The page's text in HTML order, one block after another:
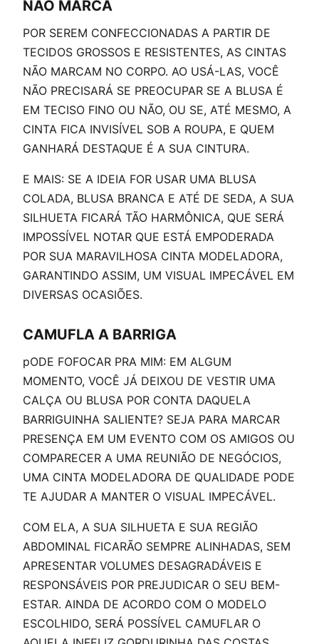
NÃO MARCA
POR SEREM CONFECCIONADAS A PARTIR DE
TECIDOS GROSSOS E RESISTENTES, AS CINTAS
NÃO MARCAM NO CORPO. AO USÁ-LAS, VOCÊ
NÃO PRECISARÁ SE PREOCUPAR SE A BLUSA É
EM TECISO FINO OU NÃO, OU SE, ATÉ MESMO, A
CINTA FICA INVISÍVEL SOB A ROUPA, E QUEM
GANHARÁ DESTAQUE É A SUA CINTURA.
E MAIS: SE A IDEIA FOR USAR UMA BLUSA
COLADA, BLUSA BRANCA E ATÉ DE SEDA, A SUA
SILHUETA FICARÁ TÃO HARMÔNICA, QUE SERÁ
IMPOSSÍVEL NOTAR QUE ESTÁ EMPODERADA
POR SUA MARAVILHOSA CINTA MODELADORA,
GARANTINDO ASSIM, UM VISUAL IMPECÁVEL EM
DIVERSAS OCASIÕES.
CAMUFLA A BARRIGA
pODE FOFOCAR PRA MIM: EM ALGUM
MOMENTO, VOCÊ JÁ DEIXOU DE VESTIR UMA
CALÇA OU BLUSA POR CONTA DAQUELA
BARRIGUINHA SALIENTE? SEJA PARA MARCAR
PRESENÇA EM UM EVENTO COM OS AMIGOS OU
COMPARECER A UMA REUNIÃO DE NEGÓCIOS,
UMA CINTA MODELADORA DE QUALIDADE PODE
TE AJUDAR A MANTER O VISUAL IMPECÁVEL.
COM ELA, A SUA SILHUETA E SUA REGIÃO
ABDOMINAL FICARÃO SEMPRE ALINHADAS, SEM
APRESENTAR VOLUMES DESAGRADÁVEIS E
RESPONSÁVEIS POR PREJUDICAR O SEU BEM-
ESTAR. AINDA DE ACORDO COM O MODELO
ESCOLHIDO, SERÁ POSSÍVEL CAMUFLAR O